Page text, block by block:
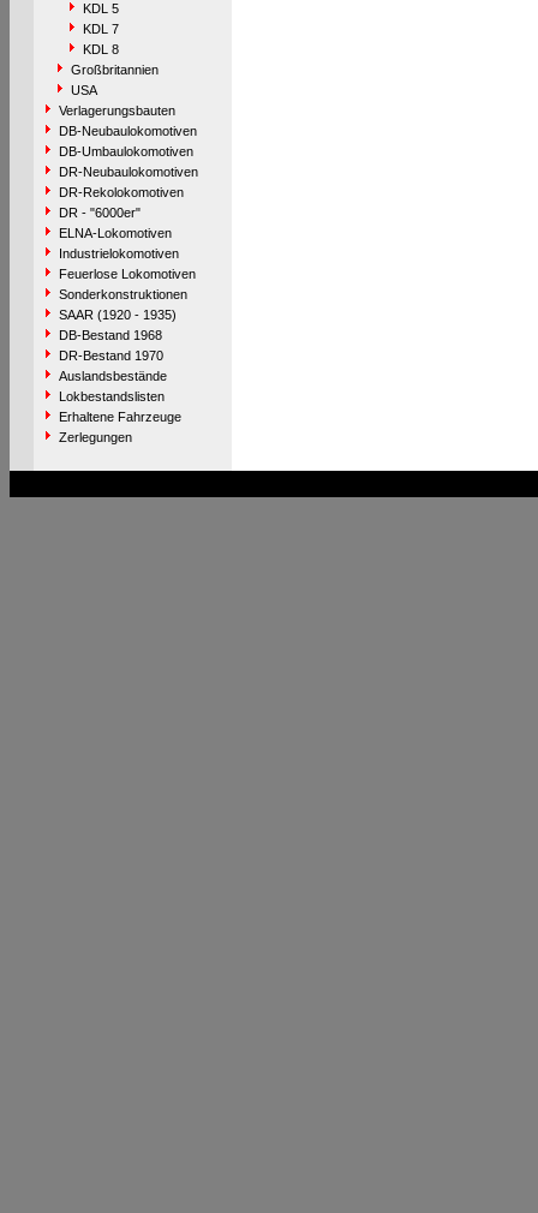
KDL 5
KDL 7
KDL 8
Großbritannien
USA
Verlagerungsbauten
DB-Neubaulokomotiven
DB-Umbaulokomotiven
DR-Neubaulokomotiven
DR-Rekolokomotiven
DR - "6000er"
ELNA-Lokomotiven
Industrielokomotiven
Feuerlose Lokomotiven
Sonderkonstruktionen
SAAR (1920 - 1935)
DB-Bestand 1968
DR-Bestand 1970
Auslandsbestände
Lokbestandslisten
Erhaltene Fahrzeuge
Zerlegungen